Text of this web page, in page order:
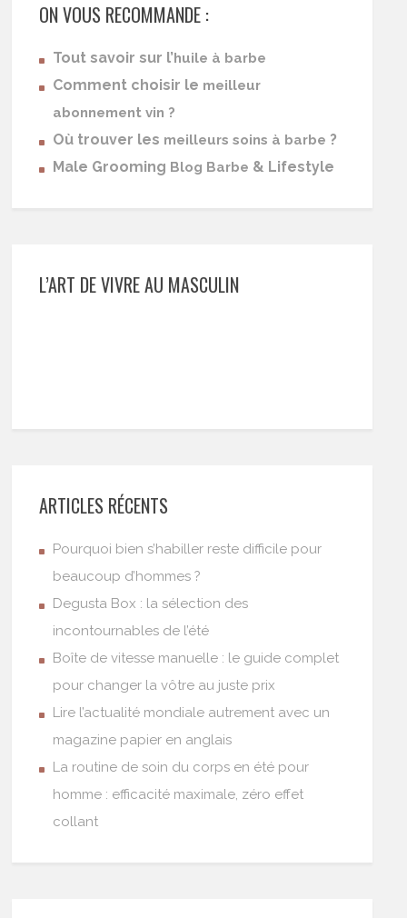
ON VOUS RECOMMANDE :
Tout savoir sur l’huile à barbe
Comment choisir le meilleur
abonnement vin ?
Où trouver les meilleurs soins à barbe ?
Male Grooming Blog Barbe & Lifestyle
L’ART DE VIVRE AU MASCULIN
ARTICLES RÉCENTS
Pourquoi bien s’habiller reste difficile pour
beaucoup d’hommes ?
Degusta Box : la sélection des
incontournables de l’été
Boîte de vitesse manuelle : le guide complet
pour changer la vôtre au juste prix
Lire l’actualité mondiale autrement avec un
magazine papier en anglais
La routine de soin du corps en été pour
homme : efficacité maximale, zéro effet
collant